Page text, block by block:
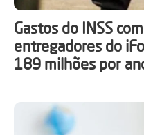
Gastos do INSS
entregadores do
189 milhões por